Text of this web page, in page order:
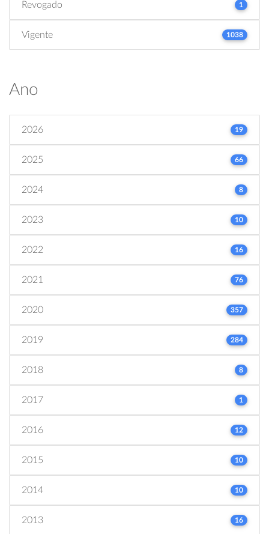
Revogado 1
Vigente 1038
Ano
2026 19
2025 66
2024 8
2023 10
2022 16
2021 76
2020 357
2019 284
2018 8
2017 1
2016 12
2015 10
2014 10
2013 16